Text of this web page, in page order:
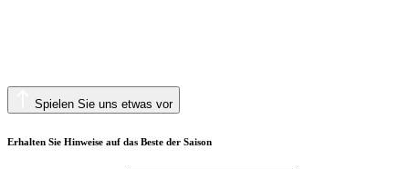
Spielen Sie uns etwas vor
Erhalten Sie Hinweise auf das Beste der Saison